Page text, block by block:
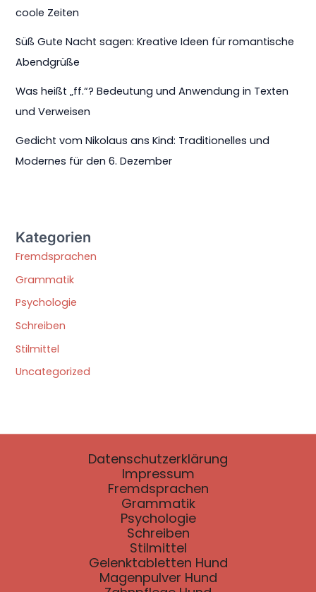
coole Zeiten
Süß Gute Nacht sagen: Kreative Ideen für romantische
Abendgrüße
Was heißt „ff.“? Bedeutung und Anwendung in Texten
und Verweisen
Gedicht vom Nikolaus ans Kind: Traditionelles und
Modernes für den 6. Dezember
Kategorien
Fremdsprachen
Grammatik
Psychologie
Schreiben
Stilmittel
Uncategorized
Datenschutzerklärung
Impressum
Fremdsprachen
Grammatik
Psychologie
Schreiben
Stilmittel
Gelenktabletten Hund
Magenpulver Hund